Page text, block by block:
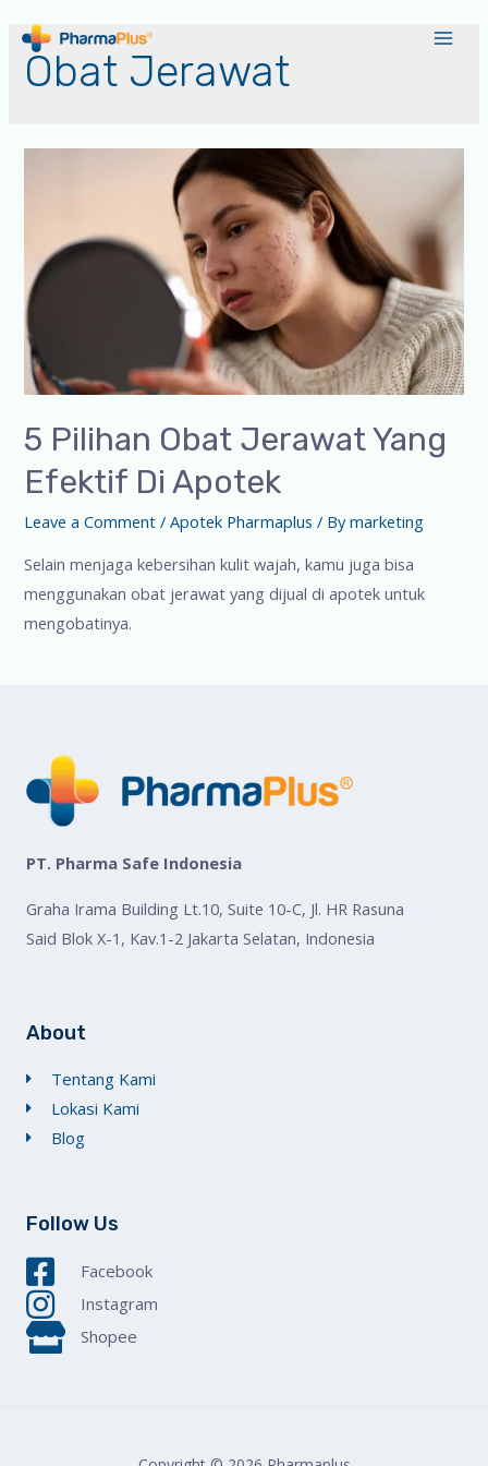
Obat Jerawat
5 Pilihan Obat Jerawat Yang
Efektif Di Apotek
Leave a Comment /Apotek Pharmaplus / Bymarketing
Selain menjaga kebersihan kulit wajah, kamu juga bisa
menggunakan obat jerawat yang dijual di apotek untuk
mengobatinya.
PT. Pharma Safe Indonesia
Graha Irama Building Lt.10, Suite 10-C, Jl. HR Rasuna
Said Blok X-1, Kav.1-2 Jakarta Selatan, Indonesia
About
Tentang Kami
Lokasi Kami
Blog
Follow Us
Facebook
Instagram
Shopee